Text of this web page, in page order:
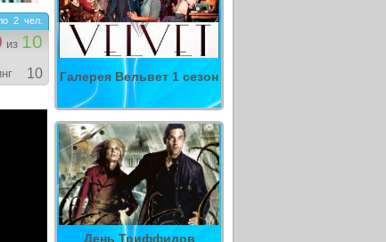
Галерея Вельвет 1 сезон
День Триффидов
2 чел.
из 10
10